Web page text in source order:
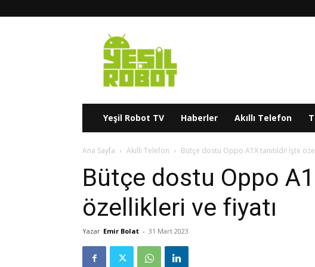
Yeşil
Robot
Yeşil Robot TV Haberler Akıllı Telefon
Ana Sayfa Akıllı Telefon Bütçe dostu Oppo A1X tanıtıldı! İşte
Bütçe dostu Oppo
özellikleri ve fiyatı
Yazar Emir Bolat - 31 Mart 2023